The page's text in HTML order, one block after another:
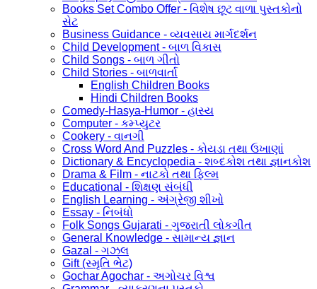
Books Set Combo Offer - વિશેષ છૂટ વાળા પુસ્તકોનો
સેટ
Business Guidance - વ્યવસાય માર્ગદર્શન
Child Development - બાળ વિકાસ
Child Songs - બાળ ગીતો
Child Stories - બાળવાર્તા
English Children Books
Hindi Children Books
Comedy-Hasya-Humor - હાસ્ય
Computer - કમ્પ્યુટર
Cookery - વાનગી
Cross Word And Puzzles - કોયડા તથા ઉખાણાં
Dictionary & Encyclopedia - શબ્દકોશ તથા જ્ઞાનકોશ
Drama & Film - નાટકો તથા ફિલ્મ
Educational - શિક્ષણ સંબંધી
English Learning - અંગ્રેજી શીખો
Essay - નિબંધો
Folk Songs Gujarati - ગુજરાતી લોકગીત
General Knowledge - સામાન્ય જ્ઞાન
Gazal - ગઝલ
Gift (સ્મૃતિ ભેટ)
Gochar Agochar - અગોચર વિશ્વ